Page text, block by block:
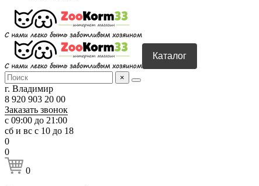
Каталог
×
г. Владимир
8 920 903 20 00
Заказать звонок
с 09:00 до 21:00
сб и вс с 10 до 18
0
0
0